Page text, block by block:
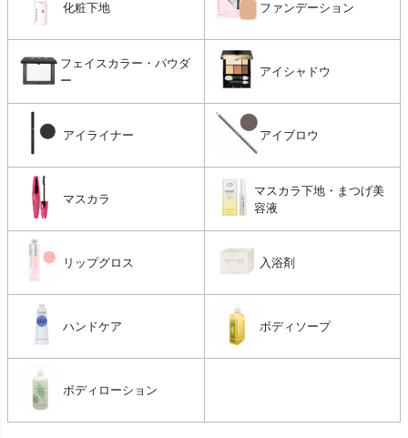
化粧下地 ファンデーション
フェイスカラー・パウダ
ー
アイシャドウ
アイライナー アイブロウ
マスカラ
マスカラ下地・まつげ美
容液
リップグロス 入浴剤
ハンドケア ボディソープ
ボディローション